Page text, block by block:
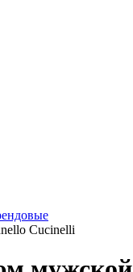
Cucinelli